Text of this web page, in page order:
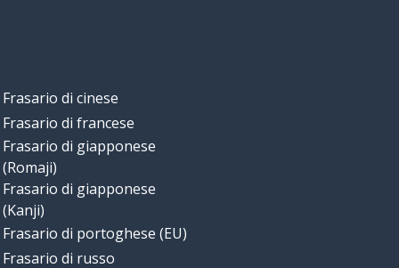
Frasario di cinese
Frasario di francese
Frasario di giapponese
(Romaji)
Frasario di giapponese
(Kanji)
Frasario di portoghese (EU)
Frasario di russo